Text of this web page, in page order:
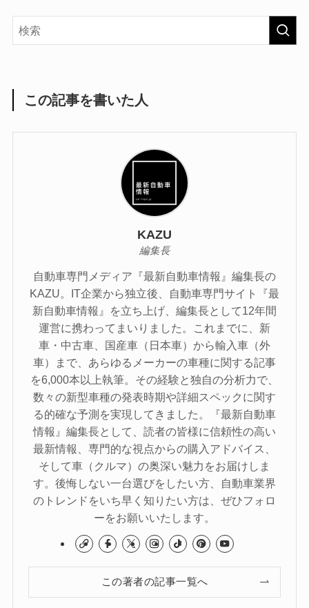
この記事を書いた人
KAZU
編集長
自動車専門メディア『最新自動車情報』編集長の
KAZU。IT企業から独立後、自動車専門サイト『最
新自動車情報』を立ち上げ、編集長として12年間
運営に携わってまいりました。これまでに、新
車・中古車、国産車（日本車）から輸入車（外
車）まで、あらゆるメーカーの車種に関する記事
を6,000本以上執筆。その経験と独自の分析力で、
数々の新型車種の発表時期や詳細スペックに関す
る的確な予測を実現してきました。『最新自動車
情報』編集長として、読者の皆様に信頼性の高い
最新情報、専門的な視点からの購入アドバイス、
そして車（クルマ）の奥深い魅力をお届けしま
す。後悔しない一台選びをしたい方、自動車業界
のトレンドをいち早く知りたい方は、ぜひフォロ
ーをお願いいたします。
この著者の記事一覧へ